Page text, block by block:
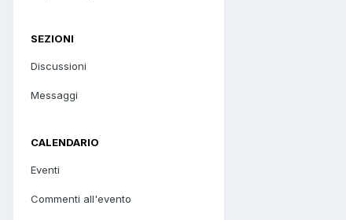
SEZIONI
Discussioni
Messaggi
CALENDARIO
Eventi
Commenti all'evento